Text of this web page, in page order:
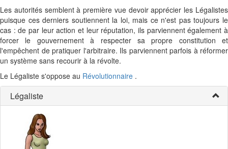
Les autorités semblent à première vue devoir apprécier les Légalistes
puisque ces derniers soutiennent la loi, mais ce n'est pas toujours le
cas : de par leur action et leur réputation, ils parviennent également à
forcer le gouvernement à respecter sa propre constitution et
l'empêchent de pratiquer l'arbitraire. Ils parviennent parfois à réformer
un système sans recourir à la révolte.
Le Légaliste s'oppose au Révolutionnaire .
Légaliste